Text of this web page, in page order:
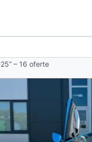
– 16 oferte